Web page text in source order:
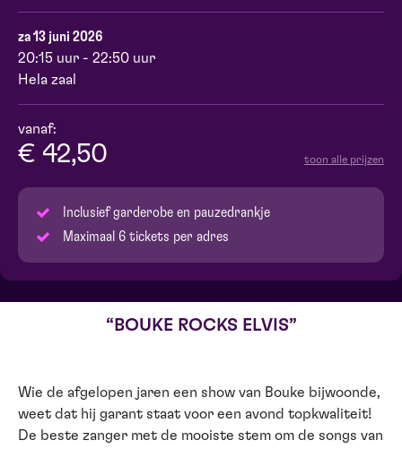
za 13 juni 2026
20:15 uur - 22:50 uur
Hela zaal
vanaf:
€ 42,50 toon alle prijzen
Inclusief garderobe en pauzedrankje
Maximaal 6 tickets per adres
BOUKE ROCKS ELVIS
Wie de afgelopen jaren een show van Bouke bijwoonde,
weet dat hij garant staat voor een avond topkwaliteit!
De beste zanger met de mooiste stem om de songs van